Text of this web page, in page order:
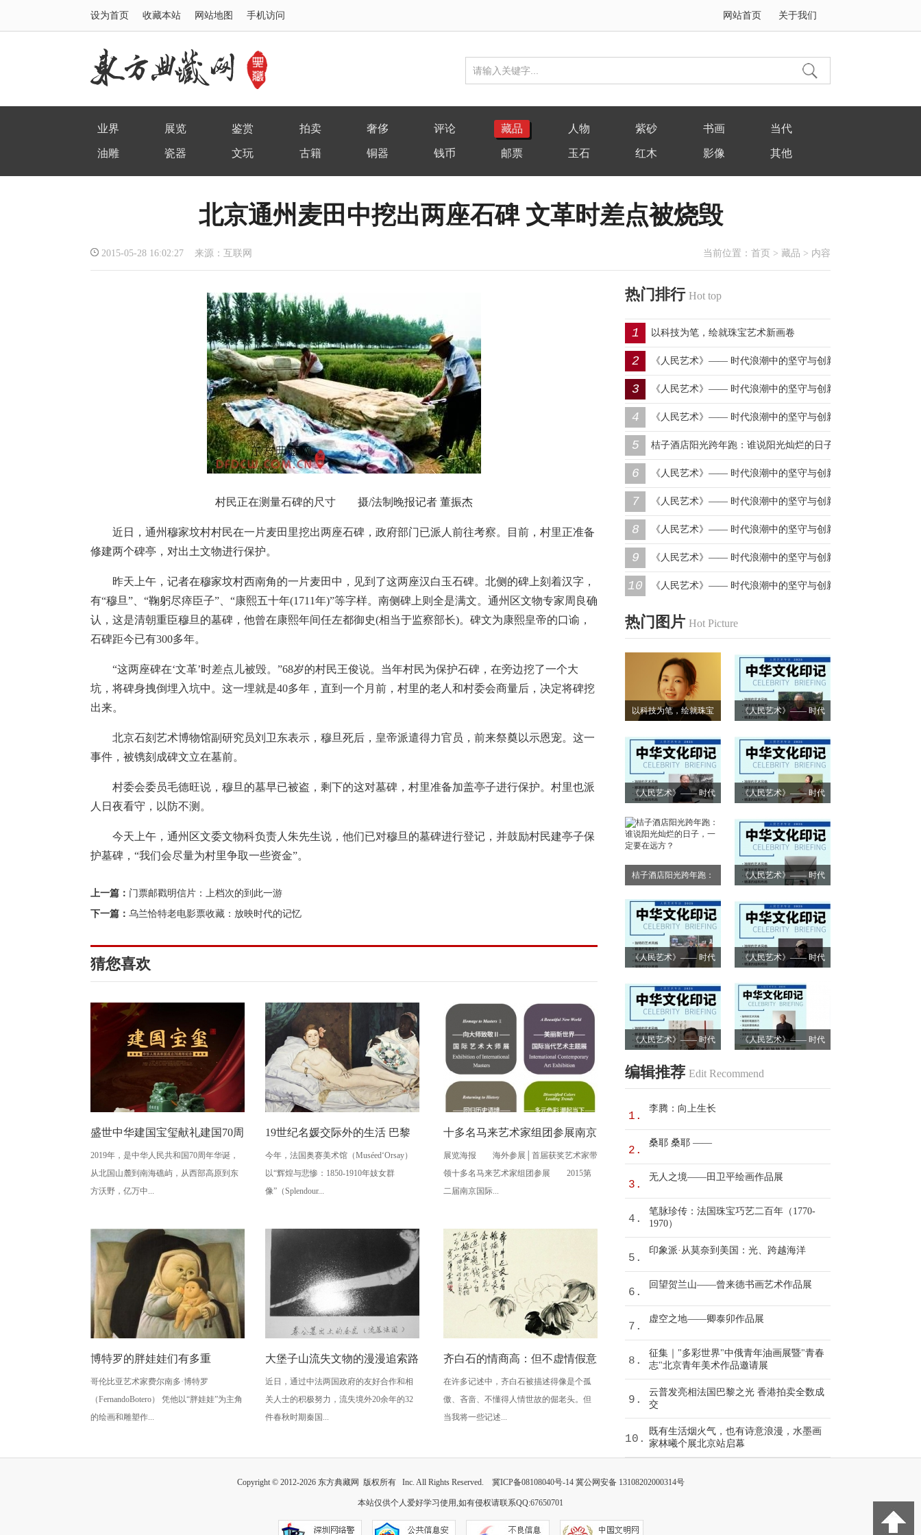
设为首页 收藏本站 网站地图 手机访问 网站首页 关于我们
业界 展览 鉴赏 拍卖 奢侈 评论 藏品 人物 紫砂 书画 当代
油雕 瓷器 文玩 古籍 铜器 钱币 邮票 玉石 红木 影像 其他
北京通州麦田中挖出两座石碑 文革时差点被烧毁
2015-05-28 16:02:27 来源：互联网 当前位置： 首页 > 藏品 > 内容
村民正在测量石碑的尺寸 摄/法制晚报记者 董振杰
近日，通州穆家坟村村民在一片麦田里挖出两座石碑，政府部门已派人前往考察。目前，村里正准备
修建两个碑亭，对出土文物进行保护。
昨天上午，记者在穆家坟村西南角的一片麦田中，见到了这两座汉白玉石碑。北侧的碑上刻着汉字，
有“穆旦”、“鞠躬尽瘁臣子”、“康熙五十年(1711年)”等字样。南侧碑上则全是满文。通州区文物专家周良确
认，这是清朝重臣穆旦的墓碑，他曾在康熙年间任左都御史(相当于监察部长)。碑文为康熙皇帝的口谕，
石碑距今已有300多年。
“这两座碑在‘文革’时差点儿被毁。”68岁的村民王俊说。当年村民为保护石碑，在旁边挖了一个大
坑，将碑身拽倒埋入坑中。这一埋就是40多年，直到一个月前，村里的老人和村委会商量后，决定将碑挖
出来。
北京石刻艺术博物馆副研究员刘卫东表示，穆旦死后，皇帝派遣得力官员，前来祭奠以示恩宠。这一
事件，被镌刻成碑文立在墓前。
村委会委员毛德旺说，穆旦的墓早已被盗，剩下的这对墓碑，村里准备加盖亭子进行保护。村里也派
人日夜看守，以防不测。
今天上午，通州区文委文物科负责人朱先生说，他们已对穆旦的墓碑进行登记，并鼓励村民建亭子保
护墓碑，“我们会尽量为村里争取一些资金”。
上一篇： 门票邮戳明信片：上档次的到此一游
下一篇： 乌兰恰特老电影票收藏：放映时代的记忆
猜您喜欢
盛世中华建国宝玺献礼建国70周
年活动将在北京举行
2019年，是中华人民共和国70周年华诞，
从北国山麓到南海礁屿，从西部高原到东
方沃野，亿万中...
19世纪名媛交际外的生活 巴黎
妓女群像
今年，法国奥赛美术馆（Muséed‘Orsay）
以“辉煌与悲惨：1850-1910年妓女群
像”（Splendour...
十多名马来艺术家组团参展南京
美展
展览海报 海外参展│首届获奖艺术家带
领十多名马来艺术家组团参展 2015第
二届南京国际...
博特罗的胖娃娃们有多重
哥伦比亚艺术家费尔南多·博特罗
（FernandoBotero） 凭他以“胖娃娃”为主角
的绘画和雕塑作...
大堡子山流失文物的漫漫追索路
近日，通过中法两国政府的友好合作和相
关人士的积极努力，流失境外20余年的32
件春秋时期秦国...
齐白石的情商高：但不虚情假意
在许多记述中，齐白石被描述得像是个孤
傲、吝啬、不懂得人情世故的倔老头。但
当我将一些记述...
热门排行 Hot top
1 以科技为笔，绘就珠宝艺术新画卷
2 《人民艺术》—— 时代浪潮中的坚守与创新丨专访朱建谷
3 《人民艺术》—— 时代浪潮中的坚守与创新丨专访王万宏
4 《人民艺术》—— 时代浪潮中的坚守与创新丨专访刘小爱
5 桔子酒店阳光跨年跑：谁说阳光灿烂的日子，一定要在远
方？
6 《人民艺术》—— 时代浪潮中的坚守与创新丨专访莫怀远
7 《人民艺术》—— 时代浪潮中的坚守与创新丨专访卿笃武
8 《人民艺术》—— 时代浪潮中的坚守与创新丨专访张涛
9 《人民艺术》—— 时代浪潮中的坚守与创新丨专访沈志昂
10 《人民艺术》—— 时代浪潮中的坚守与创新丨专访李润德
热门图片 Hot Picture
以科技为笔，绘就珠宝 《人民艺术》—— 时代
专访朱建谷
《人民艺术》—— 时代
专访王万宏
《人民艺术》—— 时代
专访刘小爱
桔子酒店阳光跨年跑：
一定要在远方？
《人民艺术》—— 时代
专访莫怀远
《人民艺术》—— 时代
专访卿笃武
《人民艺术》—— 时代
专访张涛
《人民艺术》—— 时代
专访沈志昂
《人民艺术》—— 时代
编辑推荐 Edit Recommend
1.
李腾：向上生长
2.
桑耶 桑耶 ——
3.
无人之境——田卫平绘画作品展
4.
笔脉珍传：法国珠宝巧艺二百年（1770-
1970）
5.
印象派·从莫奈到美国：光、跨越海洋
6.
回望贺兰山——曾来德书画艺术作品展
7.
虚空之地——卿泰卯作品展
8.
征集｜"多彩世界"中俄青年油画展暨"青春
志"北京青年美术作品邀请展
9.
云普发亮相法国巴黎之光 香港拍卖全数成
交
10.
既有生活烟火气，也有诗意浪漫，水墨画
家林曦个展北京站启幕
Copyright © 2012-2026 东方典藏网 版权所有 Inc. All Rights Reserved. 冀ICP备08108040号-14 冀公网安备 13108202000314号
本站仅供个人爱好学习使用,如有侵权请联系QQ:67650701